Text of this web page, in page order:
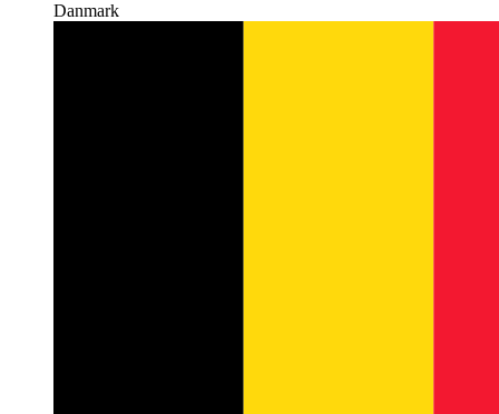
Danmark